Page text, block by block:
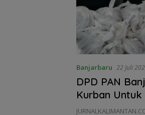
Banjarbaru 22 Juli
DPD PAN
Kurban
dan Ojek